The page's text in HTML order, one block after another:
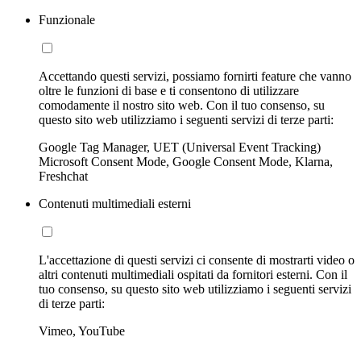
Funzionale
Accettando questi servizi, possiamo fornirti feature che vanno
oltre le funzioni di base e ti consentono di utilizzare
comodamente il nostro sito web. Con il tuo consenso, su
questo sito web utilizziamo i seguenti servizi di terze parti:
Google Tag Manager, UET (Universal Event Tracking)
Microsoft Consent Mode, Google Consent Mode, Klarna,
Freshchat
Contenuti multimediali esterni
L'accettazione di questi servizi ci consente di mostrarti video o
altri contenuti multimediali ospitati da fornitori esterni. Con il
tuo consenso, su questo sito web utilizziamo i seguenti servizi
di terze parti:
Vimeo, YouTube